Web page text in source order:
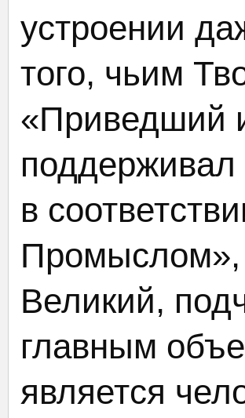
устроении
того, чьим
«Приведший
поддерживал
в
Промыслом»,
Великий,
главным
является